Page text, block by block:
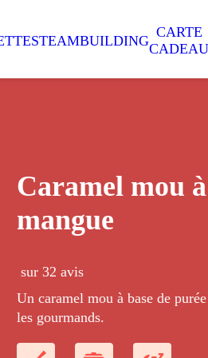
TEAMBUILDING
CARTE
Caramel mou
mangue
sur 32 avis
Un caramel mou à base de
les gourmands.